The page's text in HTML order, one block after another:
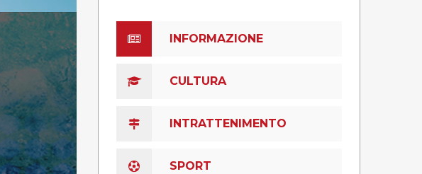
INFORMAZIONE
CULTURA
INTRATTENIMENTO
SPORT